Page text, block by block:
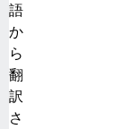
語
か
ら
翻
訳
さ